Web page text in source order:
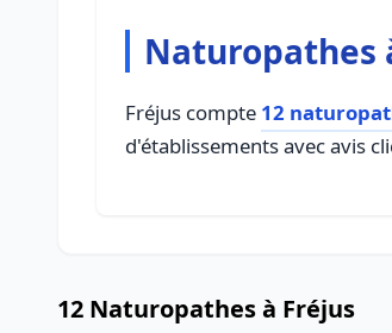
Naturopathes
Fréjus compte 12
d'établissements avec avis
12 Naturopathes à Fréjus